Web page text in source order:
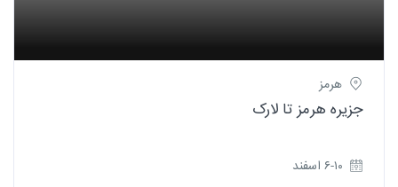
هرمز
جزیره هرمز تا لارک
۶-۱۰ اسفند